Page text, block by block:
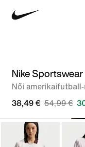
Nike Sportswear
Női
38,49 € 54,99 €